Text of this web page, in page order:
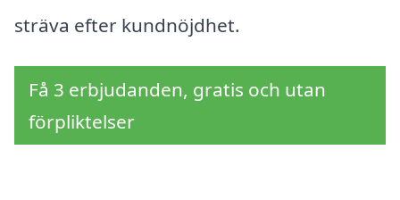
sträva efter kundnöjdhet.
Få 3 erbjudanden, gratis och utan
förpliktelser